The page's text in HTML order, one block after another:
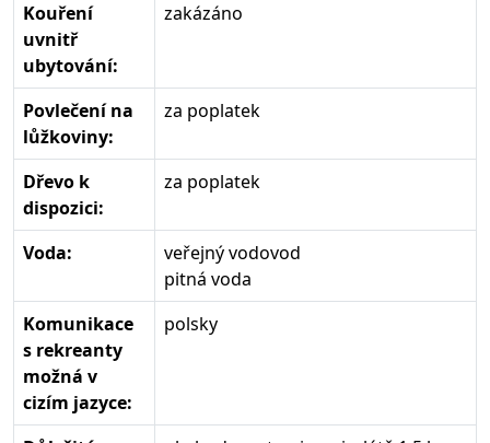
Kouření
uvnitř
ubytování:
zakázáno
Povlečení na
lůžkoviny:
za poplatek
Dřevo k
dispozici:
za poplatek
Voda:
veřejný vodovod
pitná voda
Komunikace
s rekreanty
možná v
cizím jazyce:
polsky